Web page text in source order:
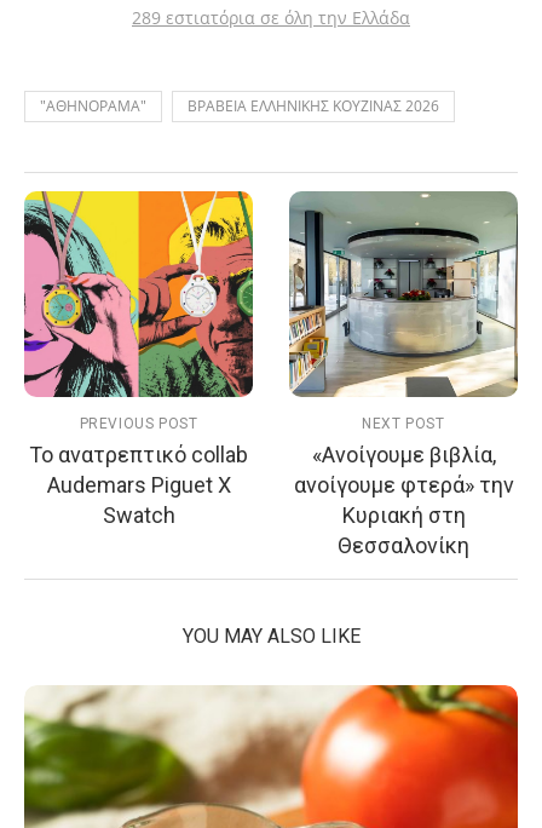
289 εστιατόρια σε όλη την Ελλάδα
"ΑΘΗΝΟΡΑΜΑ" ΒΡΑΒΕΙΑ ΕΛΛΗΝΙΚΗΣ ΚΟΥΖΙΝΑΣ 2026
PREVIOUS POST
Το ανατρεπτικό collab
Audemars Piguet Χ
Swatch
NEXT POST
«Ανοίγουμε βιβλία,
ανοίγουμε φτερά» την
Κυριακή στη
Θεσσαλονίκη
YOU MAY ALSO LIKE